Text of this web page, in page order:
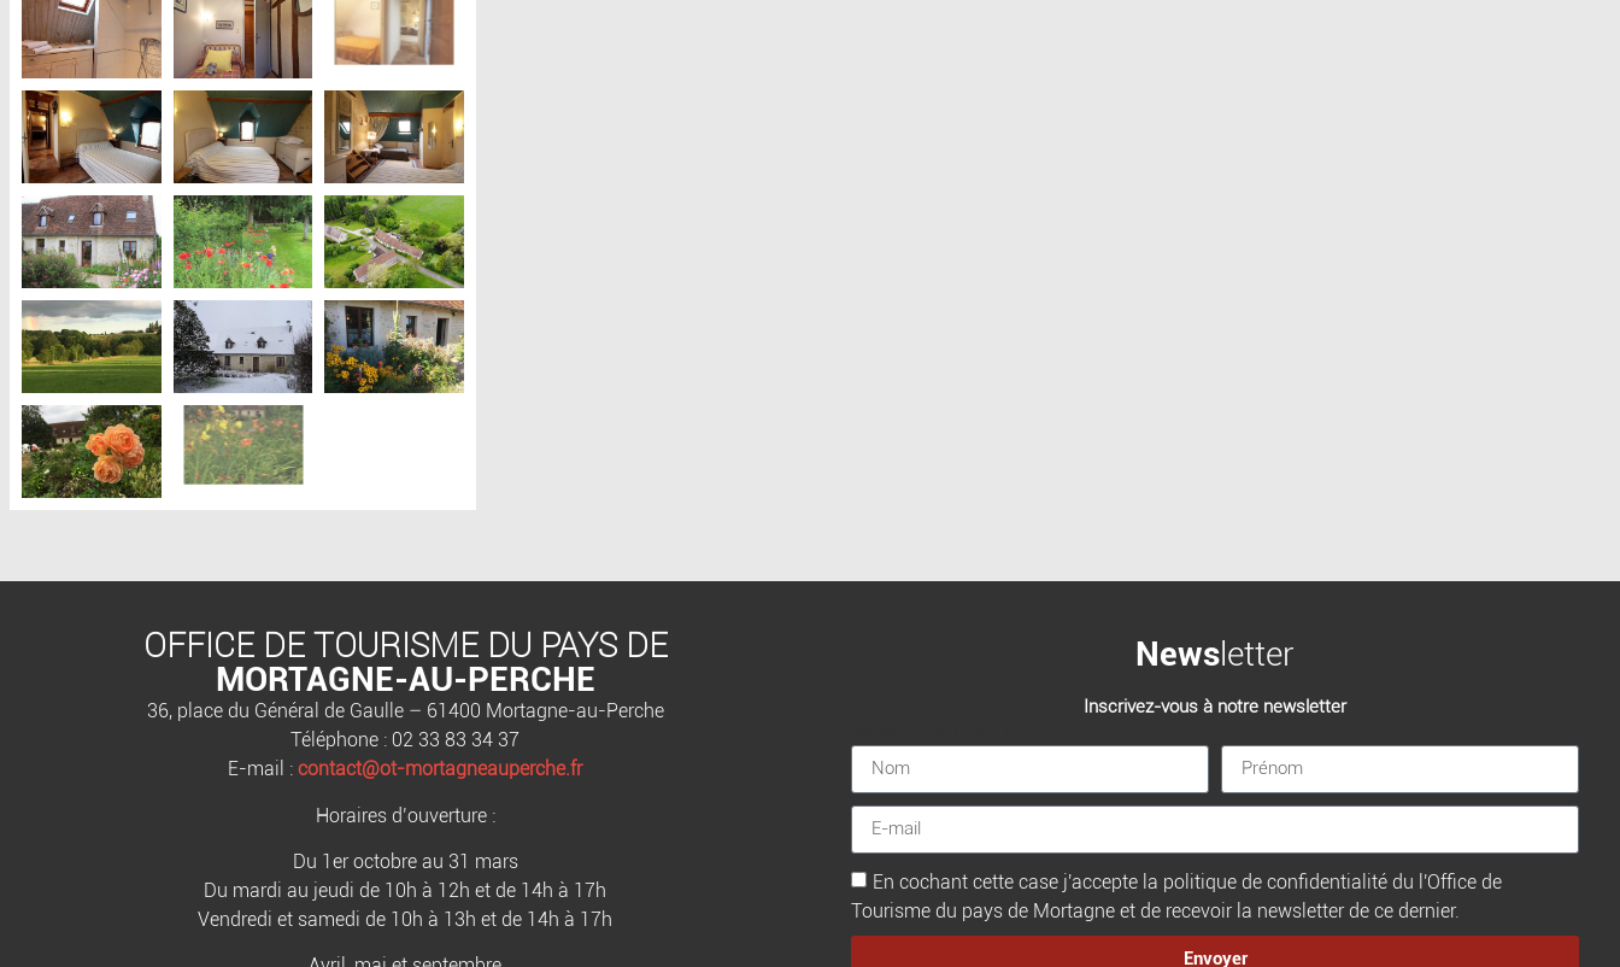
OFFICE DE TOURISME DU PAYS DE
MORTAGNE-AU-PERCHE
36, place du Général de Gaulle – 61400 Mortagne-au-Perche
Téléphone : 02 33 83 34 37
E-mail : contact@ot-mortagneauperche.fr
Horaires d’ouverture :
Du 1er octobre au 31 mars
Du mardi au jeudi de 10h à 12h et de 14h à 17h
Vendredi et samedi de 10h à 13h et de 14h à 17h
News letter
Inscrivez-vous à notre newsletter
En cochant cette case j'accepte la politique de confidentialité du l'Office de
Tourisme du pays de Mortagne et de recevoir la newsletter de ce dernier.
Envoyer